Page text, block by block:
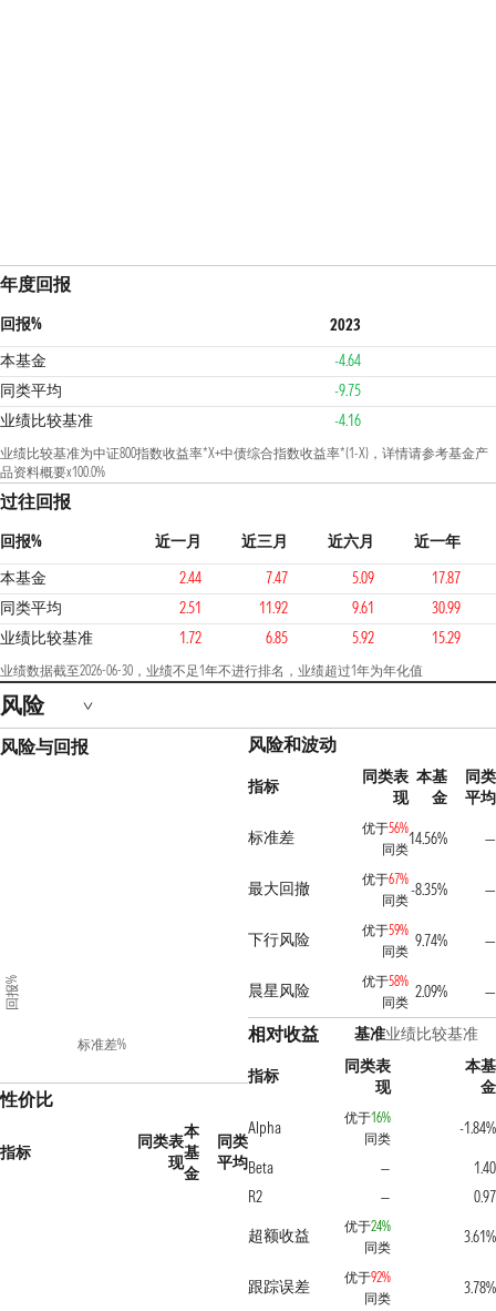
年度回报
回报%
2023
本基金
-4.64
同类平均
-9.75
业绩比较基准
-4.16
业绩比较基准为中证800指数收益率*X+中债综合指数收益率*(1-X)，详情请参考基金产
品资料概要x100.0%
过往回报
回报% 近一月 近三月 近六月
近一年
本基金
2.44 7.47 5.09
17.87
同类平均
2.51 11.92 9.61
30.99
业绩比较基准
1.72 6.85 5.92 15.29
业绩数据截至2026-06-30，业绩不足1年不进行排名，业绩超过1年为年化值
风险
风险与回报
标准差%
回报%
性价比
指标
同类表
现
本
基
金
同类
平均
风险和波动
指标
同类表
现
本基
金
同类
平均
标准差
优于56%
同类
14.56% —
最大回撤 优于67%
同类
-8.35% —
下行风险 优于59%
同类
9.74% —
晨星风险 优于58%
同类
2.09% —
相对收益 基准业绩比较基准
指标
同类表
现
本基
金
Alpha
优于16%
同类
-1.84%
Beta
—
1.40
R2
—
0.97
超额收益
优于24%
同类
3.61%
跟踪误差 优于92%
同类
3.78%